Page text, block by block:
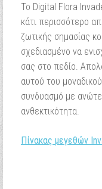
Το Digital Flora
κάτι περισσότερο
ζωτικής σημασίας
σχεδιασμένο να
σας στο πεδίο.
αυτού του
συνδυασμό με
ανθεκτικότητα.
Πίνακας μεγεθών